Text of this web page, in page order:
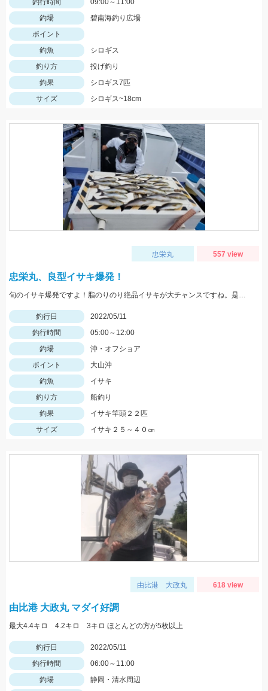
釣行時間
09:00～11:00
釣場
碧南海釣り広場
ポイント
釣魚
シロギス
釣り方
投げ釣り
釣果
シロギス7匹
サイズ
シロギス~18cm
忠栄丸 557 view
忠栄丸、良型イサキ爆発！
旬のイサキ爆発ですよ！脂のりのり絶品イサキが大チャンスですね。是非どうぞ！
釣行日
2022/05/11
釣行時間
05:00～12:00
釣場
沖・オフショア
ポイント
大山沖
釣魚
イサキ
釣り方
船釣り
釣果
イサキ竿頭２２匹
サイズ
イサキ２５～４０㎝
由比港 大政丸 618 view
由比港 大政丸 マダイ好調
最大4.4キロ 4.2キロ 3キロ ほとんどの方が5枚以上
釣行日
2022/05/11
釣行時間
06:00～11:00
釣場
静岡・清水周辺